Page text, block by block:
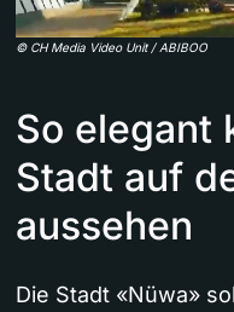
© CH Media Video Unit / ABIBOO
So elegant
Stadt auf
aussehen
Die Stadt «Nüwa»